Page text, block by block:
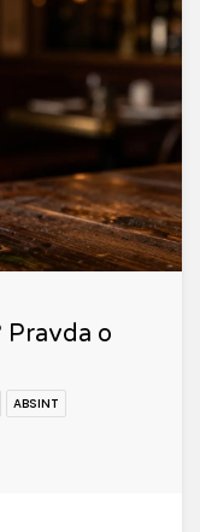
Pravda o
ABSINT